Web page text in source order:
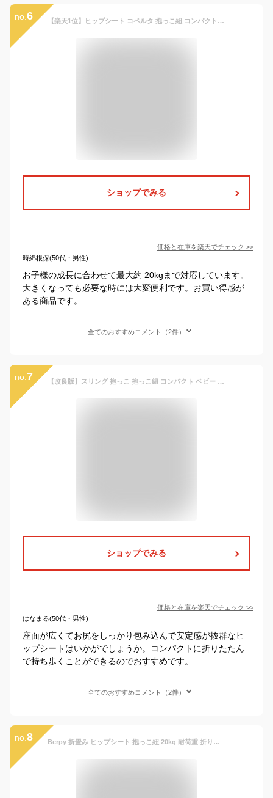
no. 6 【楽天1位】ヒップシート コペルタ 抱っこ紐 コンパクト おむつ おしりふき 収納ポケット 20kg ショルダー 3歳 折りたたみ 赤ちゃん 前向き ポーチ だっこひも 抱っこひも 簡単 オススメ 人気 出産祝い 腰痛対策 ママ ギフト ベビー用品 バッグ 黒 グレー ブラック
ショップでみる
価格と在庫を楽天でチェック >>
時綿根保(50代・男性)
お子様の成長に合わせて最大約 20kgまで対応しています。
大きくなっても必要な時には大変便利です。お買い得感が
ある商品です。
全てのおすすめコメント（2件）
no. 7 【改良版】スリング 抱っこ 抱っこ紐 コンパクト ベビー ヒップシート 軽量 持ち運び ベビースリング セカンド おでかけ 片手抱っこ 簡単 斜め掛け ベビーキャリア 20kg 抱っこサポート キッズ 赤ちゃん パパ 女性 肩掛け 3歳 携帯だっこ紐 2歳 男性 1歳半 肩がけ 安定感
ショップでみる
価格と在庫を楽天でチェック >>
はなまる(50代・男性)
座面が広くてお尻をしっかり包み込んで安定感が抜群なヒ
ップシートはいかがでしょうか。コンパクトに折りたたん
で持ち歩くことができるのでおすすめです。
全てのおすすめコメント（2件）
no. 8 Berpy 折畳み ヒップシート 抱っこ紐 20kg 耐荷重 折りたたみ 赤ちゃん 収納ポーチ サイドポケット だっこひも 通気性 ギフトボックス付き 出産祝い 贈り物 抱っこ Berpy (バーピー)